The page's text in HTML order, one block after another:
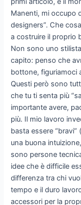
Manenti, mi occupo
designers”. Che
a costruire il proprio
Non sono uno
capito: penso che
bottone, figuriamoci
Questi però sono
che tu ti senta più
importante avere,
più. Il mio lavoro
basta essere
una buona
sono persone
idee che è difficile
differenza tra chi
tempo e il duro
accessori per la